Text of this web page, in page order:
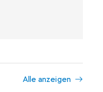
Alle anzeigen